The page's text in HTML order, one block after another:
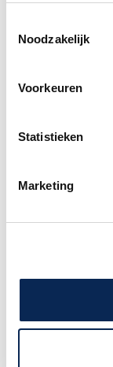
Noodzakelijk
Voorkeuren
Statistieken
Marketing
meter
speakon, 2 x
Speaker
geprijsd. De
Boston
kwaliteit
prijs!